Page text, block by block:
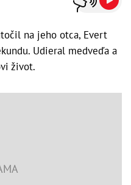
na jeho otca, Evert
Udieral medveďa a
život.